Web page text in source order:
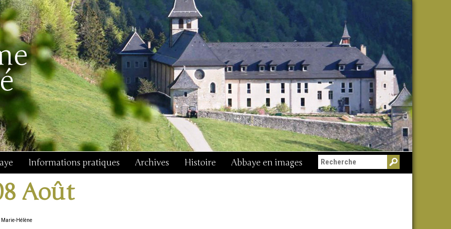
Informations pratiques Archives Histoire Abbaye en images Messe du 15 août
Août
Marie-Hélène